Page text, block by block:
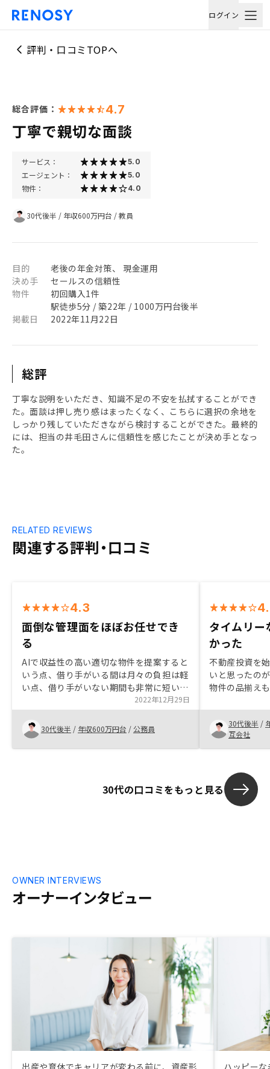
ログイン
評判・口コミTOPへ
総合評価： 4.7
丁寧で親切な面談
サービス： 5.0
エージェント： 5.0
物件： 4.0
30代後半 / 年収600万円台 /教員
目的
老後の年金対策、 現金運用
決め手
セールスの信頼性
物件
初回購入1件
駅徒歩5分 / 築22年 / 1000万円台後半
掲載日
2022年11月22日
総評
丁寧な説明をいただき、知識不足の不安を払拭することができ
た。面談は押し売り感はまったくなく、こちらに選択の余地を
しっかり残していただきながら検討することができた。最終的
には、担当の井毛田さんに信頼性を感じたことが決め手となっ
た。
関連する評判・口コミ
RELATED REVIEWS
4.3
面倒な管理面をほぼお任せでき
る
AIで収益性の高い適切な物件を提案すると
いう点、借り手がいる間は月々の負担は軽
い点、借り手がいない期間も非常に短い実
績があるという点、管理が割とお任せな点
等を鑑み購入に至りました。 また、副次
的な効果として、纏まった額の借入をする
ということで、月々の支出を見直すきっか
けになり、無駄を省くことが出来ました。
2022年12月29日
30代後半 / 年収600万円台 / 公務員
タイムリー
かった
不動産投資を
いと思ったの
物件の品揃え
たです。良い
とても満足し
ーサービスも
やzoom等で
30代後半 /
互会社
30代の口コミをもっと見る
オーナーインタビュー
OWNER INTERVIEWS
出産や育休でキャリアが変わる前に、資産形
ハッピー